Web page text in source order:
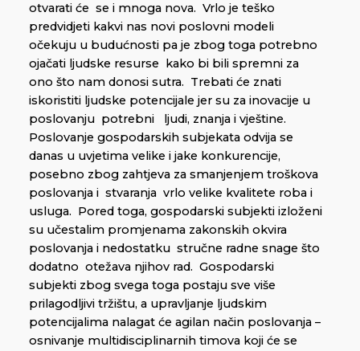
otvarati će se i mnoga nova. Vrlo je teško
predvidjeti kakvi nas novi poslovni modeli
očekuju u budućnosti pa je zbog toga potrebno
ojačati ljudske resurse kako bi bili spremni za
ono što nam donosi sutra. Trebati će znati
iskoristiti ljudske potencijale jer su za inovacije u
poslovanju potrebni ljudi, znanja i vještine.
Poslovanje gospodarskih subjekata odvija se
danas u uvjetima velike i jake konkurencije,
posebno zbog zahtjeva za smanjenjem troškova
poslovanja i stvaranja vrlo velike kvalitete roba i
usluga. Pored toga, gospodarski subjekti izloženi
su učestalim promjenama zakonskih okvira
poslovanja i nedostatku stručne radne snage što
dodatno otežava njihov rad. Gospodarski
subjekti zbog svega toga postaju sve više
prilagodljivi tržištu, a upravljanje ljudskim
potencijalima nalagat će agilan način poslovanja –
osnivanje multidisciplinarnih timova koji će se